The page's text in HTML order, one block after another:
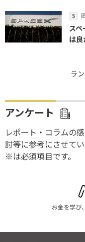
スペ
は
ラ
アンケート
レポート・コラムの
討等に参考にさせてい
※は必須項目です。
お金を学び